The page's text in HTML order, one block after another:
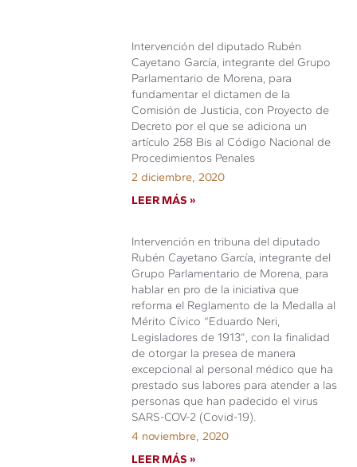
Intervención del diputado Rubén
Cayetano García, integrante del Grupo
Parlamentario de Morena, para
fundamentar el dictamen de la
Comisión de Justicia, con Proyecto de
Decreto por el que se adiciona un
artículo 258 Bis al Código Nacional de
Procedimientos Penales
2 diciembre, 2020
LEER MÁS »
Intervención en tribuna del diputado
Rubén Cayetano García, integrante del
Grupo Parlamentario de Morena, para
hablar en pro de la iniciativa que
reforma el Reglamento de la Medalla al
Mérito Cívico “Eduardo Neri,
Legisladores de 1913”, con la finalidad
de otorgar la presea de manera
excepcional al personal médico que ha
prestado sus labores para atender a las
personas que han padecido el virus
SARS-COV-2 (Covid-19).
4 noviembre, 2020
LEER MÁS »